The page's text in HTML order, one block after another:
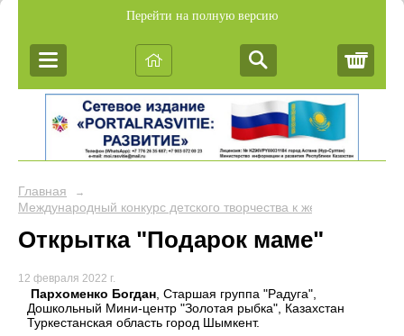
Перейти на полную версию
Главная →
Международный конкурс детского творчества к женскому дню
Открытка "Подарок маме"
12 февраля 2022 г.
Пархоменко Богдан, Старшая группа "Радуга",
Дошкольный Мини-центр "Золотая рыбка", Казахстан
Туркестанская область город Шымкент.